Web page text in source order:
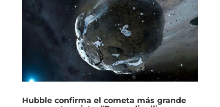
Hubble confirma el cometa más grande